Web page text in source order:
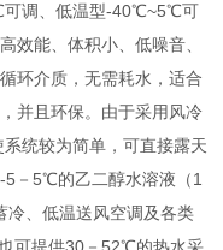
调、低温型-40℃~5℃可
效能、体积小、低噪音、
环介质，无需耗水，适合
并且环保。由于采用风冷
统较为简单，可直接露天
5－5℃的乙二醇水溶液（1
、低温送风空调及各类